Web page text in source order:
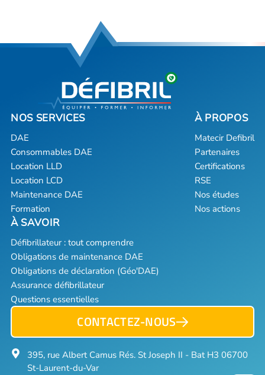
DAE
Consommables DAE
Location LLD
Location LCD
Maintenance DAE
Formation
Matecir Defibril
Partenaires
Certifications
RSE
Nos études
Nos actions
Défibrillateur : tout comprendre
Obligations de maintenance DAE
Obligations de déclaration (Géo'DAE)
Assurance défibrillateur
Questions essentielles
CONTACTEZ-NOUS
395, rue Albert Camus Rés. St Joseph II - Bat H3 06700
St-Laurent-du-Var